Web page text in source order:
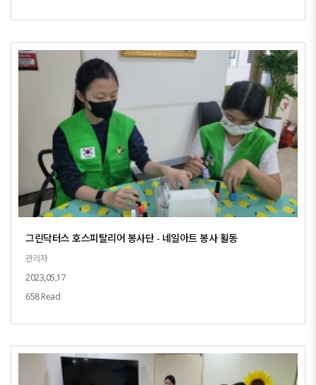
그린닥터스 호스피탈리어 봉사단 - 네일아트 봉사 활동
관리자
2023,05,17
658 Read